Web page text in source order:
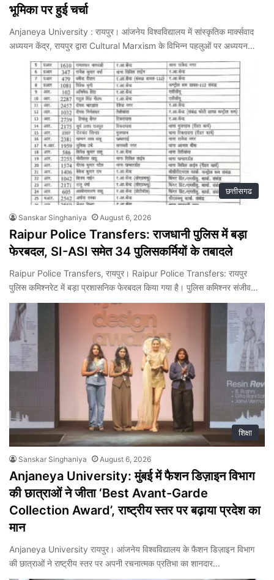
भूमिका पर हुई चर्चा
Anjaneya University : रायपुर। आंजनेय विश्वविद्यालय में सांस्कृतिक मार्क्सवाद
अध्ययन केंद्र, रायपुर द्वारा Cultural Marxism के विभिन्न पहलुओं पर अध्ययन…
छत्तीसगढ
Sanskar Singhaniya August 6, 2026
Raipur Police Transfers: राजधानी पुलिस में बड़ा
फेरबदल, SI-ASI समेत 34 पुलिसकर्मियों के तबादले
Raipur Police Transfers, रायपुर। Raipur Police Transfers: रायपुर
पुलिस कमिश्नरेट में बड़ा प्रशासनिक फेरबदल किया गया है। पुलिस कमिश्नर संजीव…
शिक्षा
Sanskar Singhaniya August 6, 2026
Anjaneya University: मुंबई में फैशन डिज़ाइन विभाग
की छात्राओं ने जीता ‘Best Avant-Garde
Collection Award’, राष्ट्रीय स्तर पर बढ़ाया प्रदेश का
मान
Anjaneya University रायपुर। आंजनेय विश्वविद्यालय के फैशन डिज़ाइन विभाग
की छात्राओं ने राष्ट्रीय स्तर पर अपनी रचनात्मक प्रतिभा का शानदार…